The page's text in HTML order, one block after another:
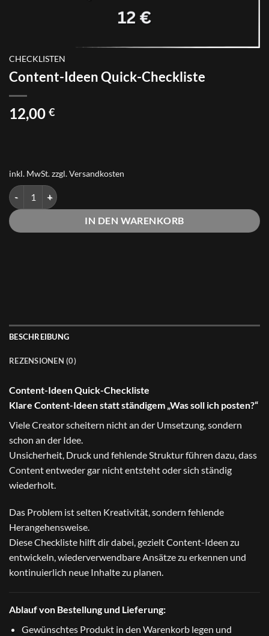
CHECKLISTEN
Content-Ideen Quick-Checkliste
12,00 €
inkl. MwSt.zzgl.Versandkosten
Content-Ideen Quick-Checkliste Menge
IN DEN WARENKORB
BESCHREIBUNG
REZENSIONEN (0)
Content-Ideen Quick-Checkliste
Klare Content-Ideen statt ständigem „Was soll ich posten?“
Viele Creator scheitern nicht an der Umsetzung, sondern
schon an der Idee.
Unsicherheit, Druck und fehlende Struktur führen dazu, dass
Content entweder gar nicht entsteht oder sich ständig
wiederholt.
Das Problem ist selten Kreativität, sondern fehlende
Herangehensweise.
Diese Checkliste hilft dir dabei, gezielt Content-Ideen zu
entwickeln, wiederverwendbare Ansätze zu erkennen und
kontinuierlich neue Inhalte zu planen.
Ablauf von Bestellung und Lieferung:
Gewünschtes Produkt in den Warenkorb legen und